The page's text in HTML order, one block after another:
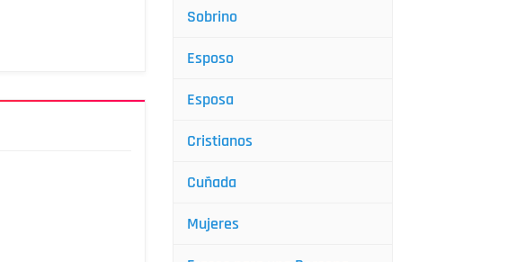
Sobrino
Esposo
Esposa
Cristianos
Cuñada
Mujeres